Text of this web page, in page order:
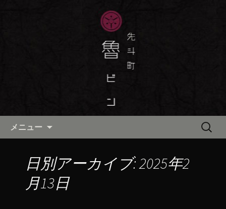
京都・先斗町の京料理・和食
「魯ビン（ろびん）」の公式ブ
京都・先斗町の京町家で美味しい季節
の京料理・和食が自慢の「魯ビン（ろ
びん）」がお店からのお知らせや、お
料理について最新情報をおとどけしま
メニュー
検
日別アーカイブ: 2025年2
月13日